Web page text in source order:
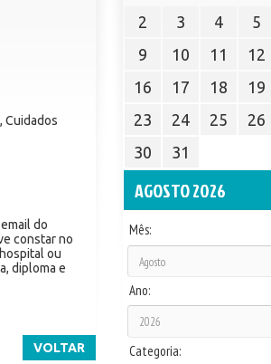
Cuidados
do
constar no
ou
diploma e
VOLTAR
2
3 4 5
9
10 11 12
16
17 18 19
23
24 25 26
30
31
AGOSTO 2026
Mês:
Ano:
Categoria: